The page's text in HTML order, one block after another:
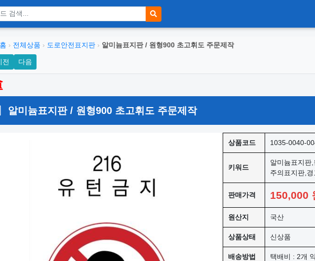
홈 › 전체상품 › 도로안전표지판 › 알미늄표지판 / 원형900 초고휘도 주문제작
전 다음
알미늄표지판 / 원형900 초고휘도 주문제작
상품코드 1035-0040-
키워드
알미늄표지판
주의표지판,
판매가격 150,000
원산지 국산
상품상태 신상품
배송방법 택배비 : 2개